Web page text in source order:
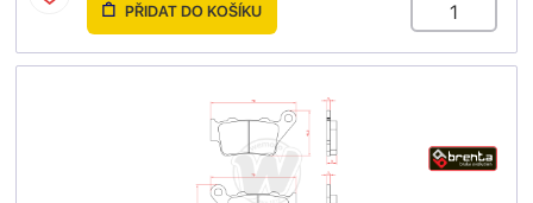
PŘIDAT DO KOŠÍKU